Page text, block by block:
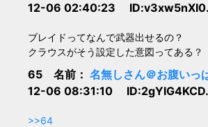
12-06 02:40:23
ブレイドってなんで武器出せるの？
クラウスがそう設定した意図ってある？
65 名前： 名無しさん＠お腹いっ
12-06 08:31:10
>>64